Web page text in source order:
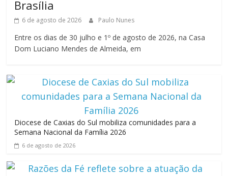
Brasília
6 de agosto de 2026 Paulo Nunes
Entre os dias de 30 julho e 1º de agosto de 2026, na Casa
Dom Luciano Mendes de Almeida, em
Diocese de Caxias do Sul mobiliza comunidades para a
Semana Nacional da Família 2026
6 de agosto de 2026